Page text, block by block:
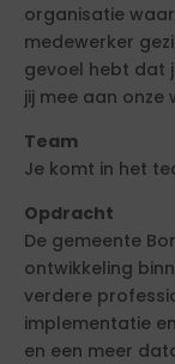
organisatie
medewerker
gevoel hebt dat
jij mee aan onze
Team
Je komt in het
Opdracht
De gemeente
ontwikkeling
verdere
implementatie
en een meer